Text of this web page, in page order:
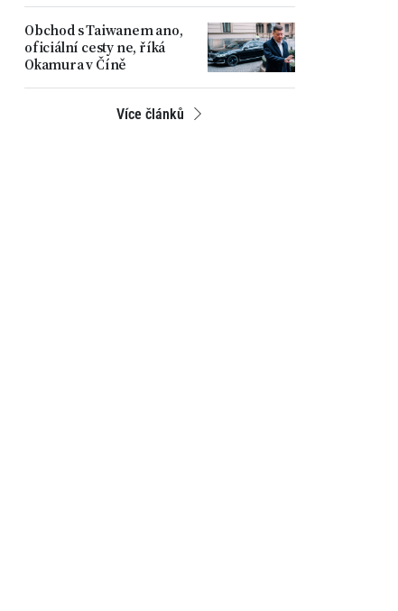
Obchod s Taiwanem ano,
oficiální cesty ne, říká
Okamura v Číně
Více článků